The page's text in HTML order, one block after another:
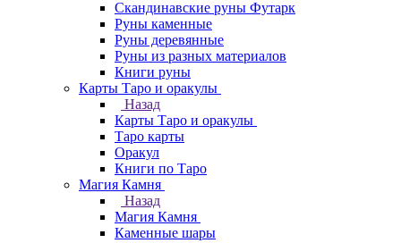
Скандинавские руны Футарк
Руны каменные
Руны деревянные
Руны из разных материалов
Книги руны
Карты Таро и оракулы
Назад
Карты Таро и оракулы
Таро карты
Оракул
Книги по Таро
Магия Камня
Назад
Магия Камня
Каменные шары